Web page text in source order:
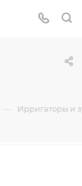
— Ирригаторы и